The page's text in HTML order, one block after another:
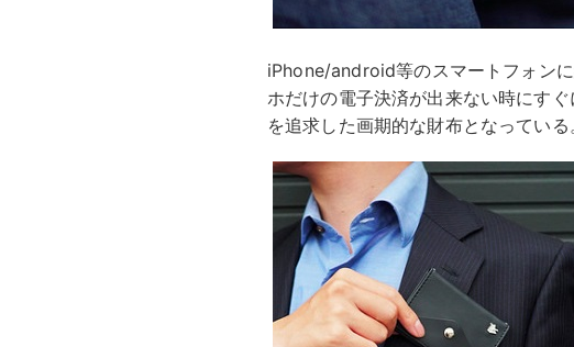
iPhone/android等のスマートフォン
ホだけの電子決済が出来ない時にす
を追求した画期的な財布となっている